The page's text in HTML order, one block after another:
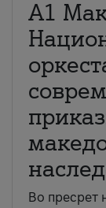
А1
Во пресрет